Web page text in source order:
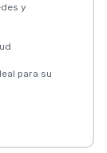
y
para su